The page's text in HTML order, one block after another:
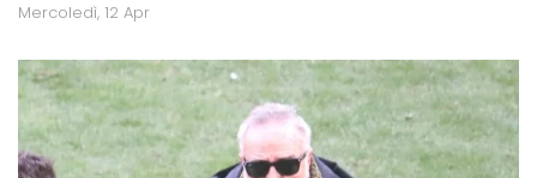
Mercoledì, 12 Apr